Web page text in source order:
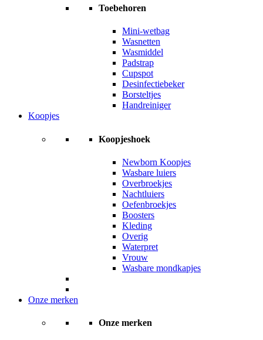
Toebehoren
Mini-wetbag
Wasnetten
Wasmiddel
Padstrap
Cupspot
Desinfectiebeker
Borsteltjes
Handreiniger
Koopjes
Koopjeshoek
Newborn Koopjes
Wasbare luiers
Overbroekjes
Nachtluiers
Oefenbroekjes
Boosters
Kleding
Overig
Waterpret
Vrouw
Wasbare mondkapjes
Onze merken
Onze merken